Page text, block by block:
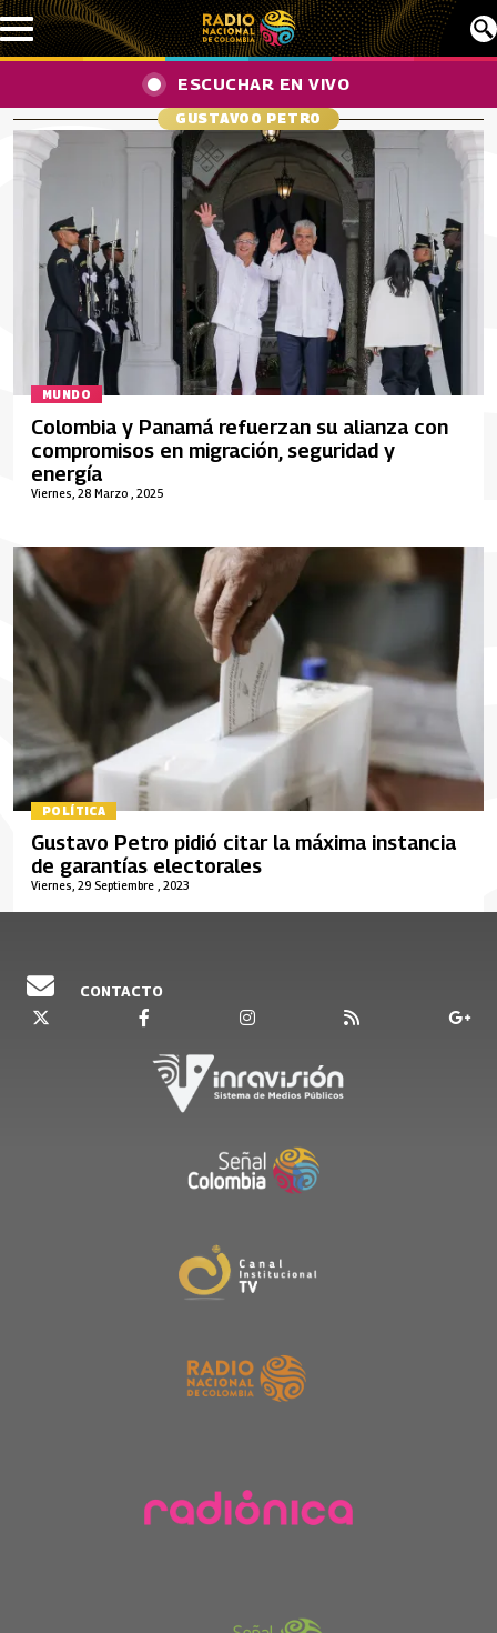
Pasar al contenido principal
ESCUCHAR EN VIVO
GUSTAVOO PETRO
MUNDO
Viernes, 28 Marzo , 2025
Colombia y Panamá refuerzan su alianza con
compromisos en migración, seguridad y
energía
POLÍTICA
Viernes, 29 Septiembre , 2023
Gustavo Petro pidió citar la máxima instancia
de garantías electorales
CONTACTO